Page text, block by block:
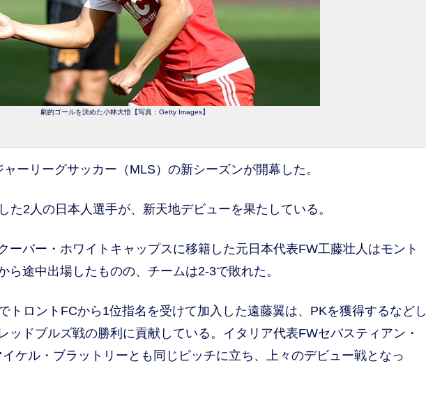
劇的ゴールを決めた小林大悟【写真：Getty Images】
ーリーグサッカー（MLS）の新シーズンが開幕した。
2人の日本人選手が、新天地デビューを果たしている。
バー・ホワイトキャップスに移籍した元日本代表FW工藤壮人はモント
ら途中出場したものの、チームは2-3で敗れた。
ロントFCから1位指名を受けて加入した遠藤翼は、PKを獲得するなどし
ッドブルズ戦の勝利に貢献している。イタリア代表FWセバスティアン・
ケル・ブラットリーとも同じピッチに立ち、上々のデビュー戦となっ